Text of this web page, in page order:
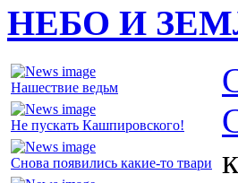
НЕБО И
Нашествие ведьм
Не пускать Кашпировского!
Снова появились какие-то твари